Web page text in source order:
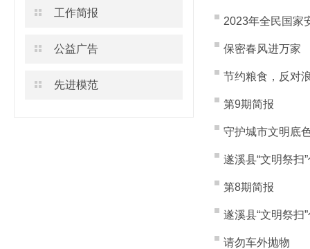
工作简报
公益广告
先进模范
2023年全民国家
保密春风进万家
节约粮食，反对
第9期简报
守护城市文明底
遂溪县“文明祭扫
第8期简报
遂溪县“文明祭扫
请勿车外抛物